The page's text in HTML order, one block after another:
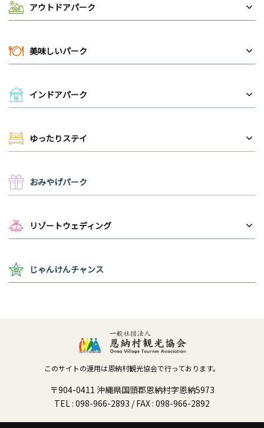
アウトドアパーク
美味しいパーク
インドアパーク
ゆったりステイ
おみやげパーク
リゾートウェディング
じゃんけんチャンス
このサイトの運用は恩納村観光協会で行っております。
〒904-0411 沖縄県国頭郡恩納村字恩納5973
TEL : 098-966-2893 / FAX : 098-966-2892